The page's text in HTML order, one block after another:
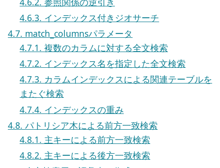
4.6.3. インデックス付きジオサーチ
4.7. match_columnsパラメータ
4.7.1. 複数のカラムに対する全文検索
4.7.2. インデックス名を指定した全文検索
4.7.3. カラムインデックスによる関連テーブルを
またぐ検索
4.7.4. インデックスの重み
4.8. パトリシア木による前方一致検索
4.8.1. 主キーによる前方一致検索
4.8.2. 主キーによる後方一致検索